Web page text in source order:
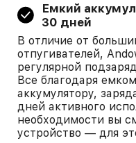
Емкий
30 дней
В отличие от
отпугивателей,
регулярной
Все благодаря
аккумулятору,
дней активного
необходимости вы
устройство — для